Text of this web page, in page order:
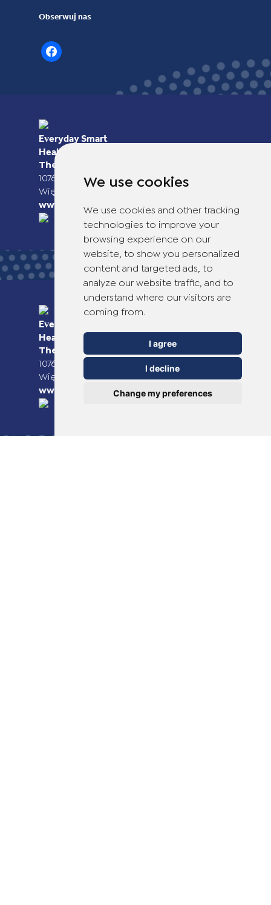
We use cookies
We use cookies and other tracking
technologies to improve your
browsing experience on our
website, to show you personalized
content and targeted ads, to
analyze our website traffic, and to
understand where our visitors are
coming from.
I agree
I decline
Change my preferences
Obserwuj nas
facebook
Everyday Smart
Healthcare Solutions
TheOTCLab B.V.
1076 EE Amsterdam, The Netherlands
Więcej informacji można znaleźć na stronie
www.theotclab.com
Everyday Smart
Healthcare Solutions
TheOTCLab B.V.
Fred. Roeskestraat 115,
1076 EE Amsterdam, The Netherlands
Więcej informacji można znaleźć na stronie
www.theotclab.com